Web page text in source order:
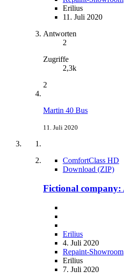
Erilius
11. Juli 2020
Antworten
2
Zugriffe
2,3k
2
Martin 40 Bus
11. Juli 2020
ComfortClass HD
Download (ZIP)
Fictional company:
Erilius
4. Juli 2020
Repaint-Showroom
Erilius
7. Juli 2020